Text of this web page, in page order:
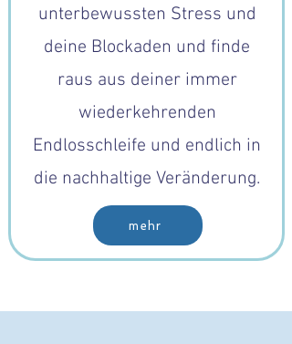
unterbewussten Stress und
deine Blockaden und finde
raus aus deiner immer
wiederkehrenden
Endlosschleife und endlich in
die nachhaltige Veränderung.
mehr